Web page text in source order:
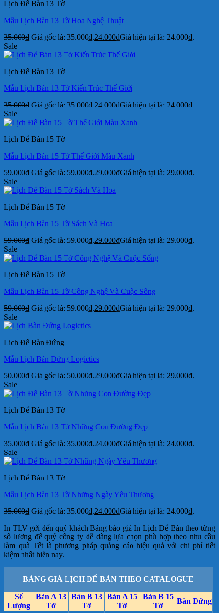
Lịch Để Bàn 13 Tờ
Mẫu Lịch Bàn 13 Tờ Hoa Nghệ Thuật
35.000₫ Giá gốc là: 35.000₫.24.000₫Giá hiện tại là: 24.000₫.
Sale
Lịch Để Bàn 13 Tờ
Mẫu Lịch Bàn 13 Tờ Kiến Trúc Thế Giới
35.000₫ Giá gốc là: 35.000₫.24.000₫Giá hiện tại là: 24.000₫.
Sale
Lịch Để Bàn 15 Tờ
Mẫu Lịch Bàn 15 Tờ Thế Giới Màu Xanh
59.000₫ Giá gốc là: 59.000₫.29.000₫Giá hiện tại là: 29.000₫.
Sale
Lịch Để Bàn 15 Tờ
Mẫu Lịch Bàn 15 Tờ Sách Và Hoa
59.000₫ Giá gốc là: 59.000₫.29.000₫Giá hiện tại là: 29.000₫.
Sale
Lịch Để Bàn 15 Tờ
Mẫu Lịch Bàn 15 Tờ Công Nghệ Và Cuộc Sống
59.000₫ Giá gốc là: 59.000₫.29.000₫Giá hiện tại là: 29.000₫.
Sale
Lịch Để Bàn Đứng
Mẫu Lịch Bàn Đứng Logictics
50.000₫ Giá gốc là: 50.000₫.29.000₫Giá hiện tại là: 29.000₫.
Sale
Lịch Để Bàn 13 Tờ
Mẫu Lịch Bàn 13 Tờ Những Con Đường Đẹp
35.000₫ Giá gốc là: 35.000₫.24.000₫Giá hiện tại là: 24.000₫.
Sale
Lịch Để Bàn 13 Tờ
Mẫu Lịch Bàn 13 Tờ Những Ngày Yêu Thương
35.000₫ Giá gốc là: 35.000₫.24.000₫Giá hiện tại là: 24.000₫.
In TLV gởi đến quý khách Bảng báo giá In Lịch Để Bàn theo từng
số lượng để quý công ty dễ dàng lựa chọn phù hợp theo nhu cầu
làm quà Tết là phương pháp quảng cáo hiệu quả với chi phí tiết
kiệm nhất hiện nay.
BẢNG GIÁ LỊCH ĐỂ BÀN THEO CATALOGUE
Số
Lượng
Bàn A 13
Tờ
Bàn B 13
Tờ
Bàn A 15
Tờ
Bàn B 15
Tờ
Bàn Đứng